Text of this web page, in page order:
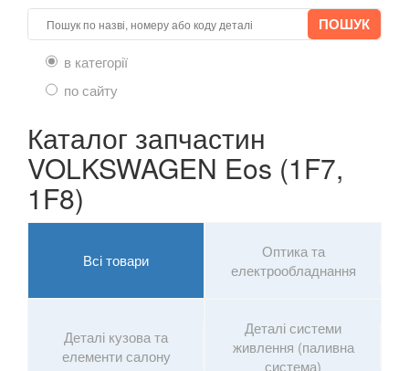
в категорії
по сайту
Каталог запчастин
VOLKSWAGEN Eos (1F7,
1F8)
Всі товари
Оптика та
електрообладнання
Деталі кузова та
елементи салону
Деталі системи
живлення (паливна
система)